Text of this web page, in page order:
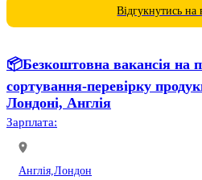
Відгукнутись на
📦Безкоштовна вакансія на
сортування-перевірку
Лондоні, Англія
Зарплата:
Англія, Лондон